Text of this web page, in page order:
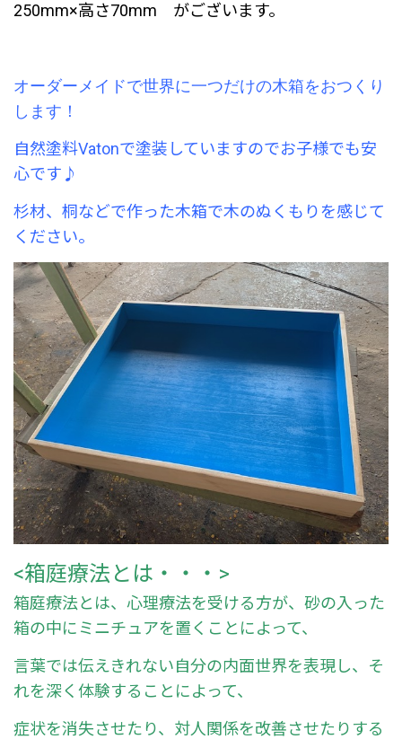
250mm×高さ70mm がございます。
オーダーメイドで世界に一つだけの木箱をおつくり
します！
自然塗料Vatonで塗装していますのでお子様でも安
心です♪
杉材、桐などで作った木箱で木のぬくもりを感じて
ください。
<箱庭療法とは・・・>
箱庭療法とは、心理療法を受ける方が、砂の入った
箱の中にミニチュアを置くことによって、
言葉では伝えきれない自分の内面世界を表現し、そ
れを深く体験することによって、
症状を消失させたり、対人関係を改善させたりする